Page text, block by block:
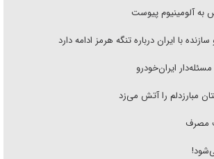
به آلومینیوم پیوست
با ایران درباره تنگه هرمز ادامه دارد
ایران‌خودرو
مبارزدلم را آتش می‌زد
مصرف